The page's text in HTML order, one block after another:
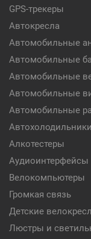
GPS-трекеры
Автокресла
Автомобильные
Автомобильные
Автомобильные
Автомобильные
Автомобильные
Алкотестеры
Аудиоинтерфейсы
Велокомпьютеры
Громкая связь
Детские
Люстры и